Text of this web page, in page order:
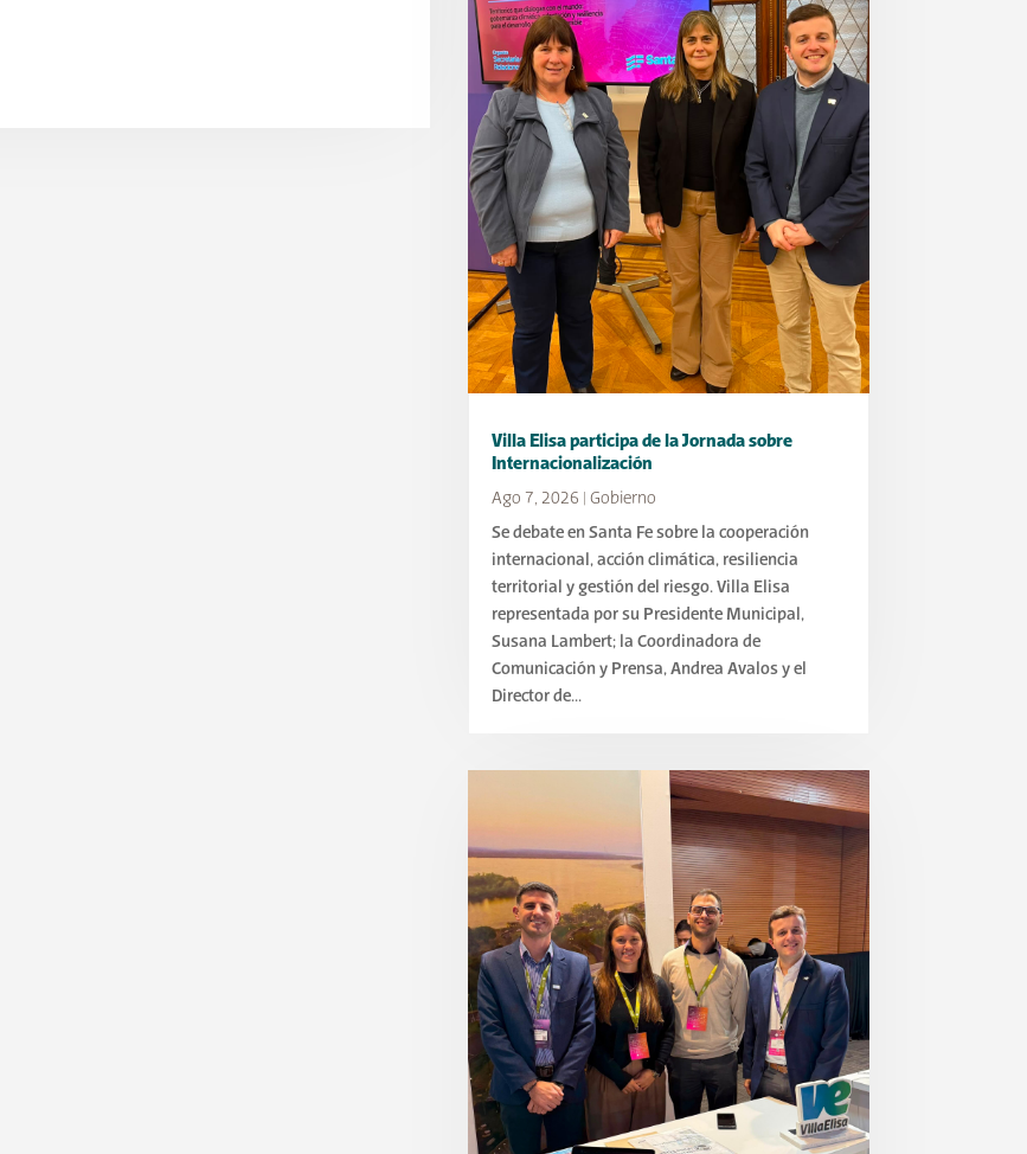
Villa Elisa participa de la Jornada sobre
Internacionalización
Ago 7, 2026
Gobierno
Se debate en Santa Fe sobre la cooperación
internacional, acción climática, resiliencia
territorial y gestión del riesgo. Villa Elisa
representada por su Presidente Municipal,
Susana Lambert; la Coordinadora de
Comunicación y Prensa, Andrea Avalos y el
Director de...